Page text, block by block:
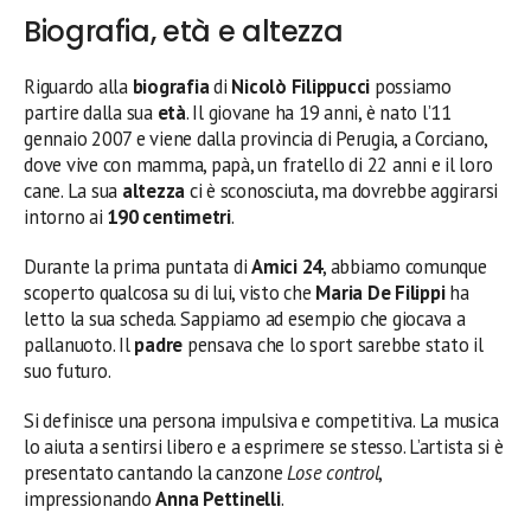
Biografia, età e altezza
Riguardo allabiografiadi Nicolò Filippucci possiamo
partire dalla sua età. Il giovane ha 19 anni, è nato l’11
gennaio 2007 e viene dalla provincia di Perugia, a Corciano,
dove vive con mamma, papà, un fratello di 22 anni e il loro
cane. La sua altezzaci è sconosciuta, ma dovrebbe aggirarsi
intorno ai 190 centimetri.
Durante la prima puntata diAmici 24, abbiamo comunque
scoperto qualcosa su di lui, visto che Maria De Filippiha
letto la sua scheda. Sappiamo ad esempio che giocava a
pallanuoto. Ilpadre pensava che lo sport sarebbe stato il
suo futuro.
Si definisce una persona impulsiva e competitiva. La musica
lo aiuta a sentirsi libero e a esprimere se stesso. L’artista si è
presentato cantando la canzoneLose control,
impressionandoAnna Pettinelli.